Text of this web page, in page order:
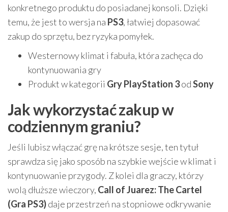
konkretnego produktu do posiadanej konsoli. Dzięki
temu, że jest to wersja na PS3, łatwiej dopasować
zakup do sprzętu, bez ryzyka pomyłek.
Westernowy klimat i fabuła, która zachęca do
kontynuowania gry
Produkt w kategorii Gry PlayStation 3odSony
Jak wykorzystać zakup w
codziennym graniu?
Jeśli lubisz włączać grę na krótsze sesje, ten tytuł
sprawdza się jako sposób na szybkie wejście w klimat i
kontynuowanie przygody. Z kolei dla graczy, którzy
wolą dłuższe wieczory, Call of Juarez: The Cartel
(Gra PS3)daje przestrzeń na stopniowe odkrywanie